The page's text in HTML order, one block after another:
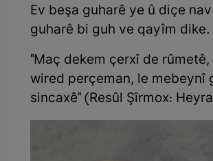
Ev beşa guharê ye û diçe
guharê bi guh ve qayîm dike.
"Maç dekem çerxî de rûmetê,
wired perçeman, le mebeynî
sincaxê" (Resûl Şîrmox: